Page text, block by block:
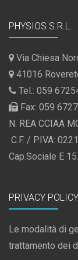
PHYSIOS S.R.L.
Via Chiesa
41016
Tel.: 059
Fax: 059
N. REA CCIAA
C.F. / P.IVA:
Cap.Sociale E
PRIVACY POLICY
Le modalità di
trattamento dei